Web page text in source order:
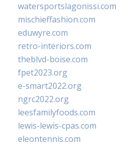
watersportslagonissi.com
mischieffashion.com
eduwyre.com
retro-interiors.com
theblvd-boise.com
fpet2023.org
e-smart2022.org
ngrc2022.org
leesfamilyfoods.com
lewis-lewis-cpas.com
eleontennis.com